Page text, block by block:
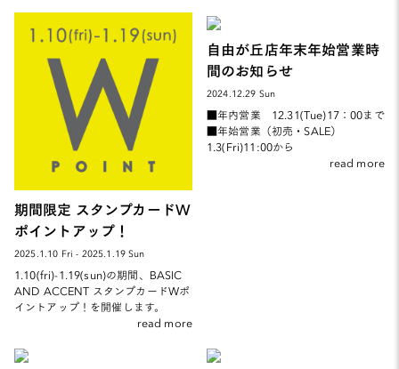
期間限定 スタンプカードW
ポイントアップ！
2025.1.10 Fri - 2025.1.19 Sun
1.10(fri)-1.19(sun)の期間、BASIC
AND ACCENT スタンプカードWポ
イントアップ！を開催します。
read more
自由が丘店年末年始営業時
間のお知らせ
2024.12.29 Sun
■年内営業 12.31(Tue)17：00まで
■年始営業（初売・SALE）
1.3(Fri)11:00から
read more